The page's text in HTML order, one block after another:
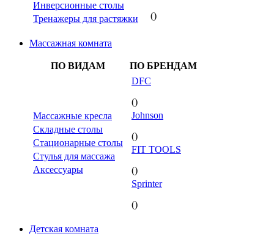
Инверсионные столы
Тренажеры для растяжки
()
Массажная комната
ПО ВИДАМ ПО БРЕНДАМ
Массажные кресла
Складные столы
Стационарные столы
Стулья для массажа
Аксессуары
DFC
()
Johnson
()
FIT TOOLS
()
Sprinter
()
Детская комната